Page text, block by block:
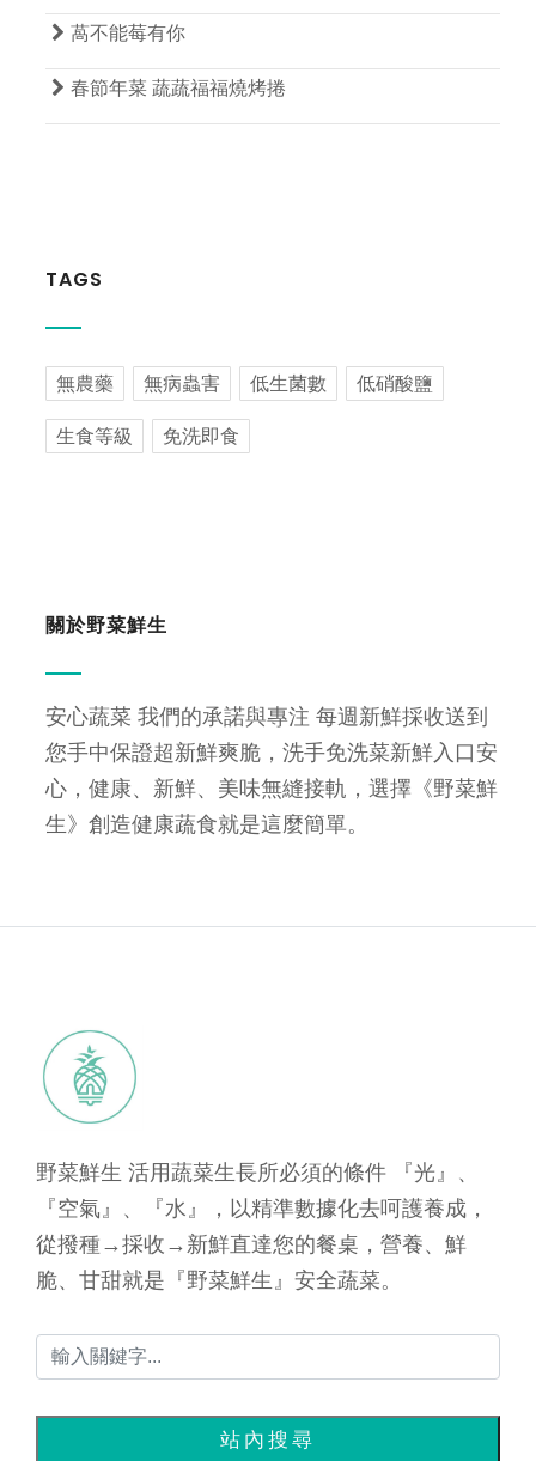
 萵不能莓有你
 春節年菜 蔬蔬福福燒烤捲
TAGS
無農藥 無病蟲害 低生菌數 低硝酸鹽
生食等級 免洗即食
關於野菜鮮生
安心蔬菜 我們的承諾與專注 每週新鮮採收送到
您手中保證超新鮮爽脆，洗手免洗菜新鮮入口安
心，健康、新鮮、美味無縫接軌，選擇《野菜鮮
生》創造健康蔬食就是這麼簡單。
野菜鮮生 活用蔬菜生長所必須的條件 『光』、
『空氣』、『水』，以精準數據化去呵護養成，
從撥種→採收→新鮮直達您的餐桌，營養、鮮
脆、甘甜就是『野菜鮮生』安全蔬菜。